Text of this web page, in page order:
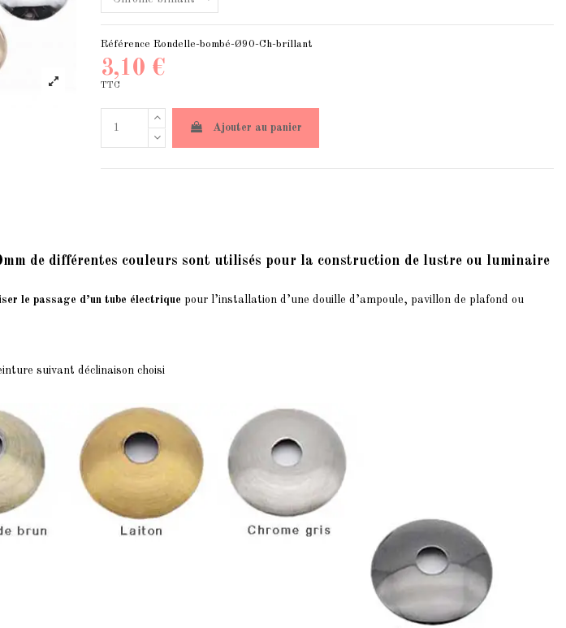
Référence Rondelle-bombé-Ø90-Ch-brillant
3,10 €
TTC
Ajouter au panier
de différentes couleurs sont utilisés pour la construction de lustre ou luminaire
le passage d’un tube électrique pour l’installation d’une douille d’ampoule, pavillon de plafond ou
suivant déclinaison choisi